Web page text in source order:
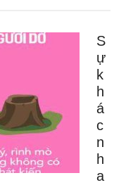
S
ự
k
h
á
c
n
h
a